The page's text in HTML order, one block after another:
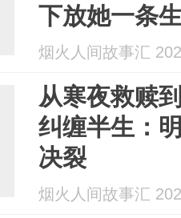
下放她一条
烟火人间故事汇
从寒夜救赎
纠缠半生：
决裂
烟火人间故事汇